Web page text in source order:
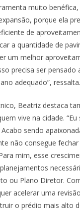
muito
porque ela
de
a quantidade de
um melhor
precisa ser pensado
adequado”, ressalta.
Beatriz destaca
vive na cidade. “Eu
sendo
não consegue
mim, esse
ou Plano Diretor.
acelerar uma
o prédio mais alto